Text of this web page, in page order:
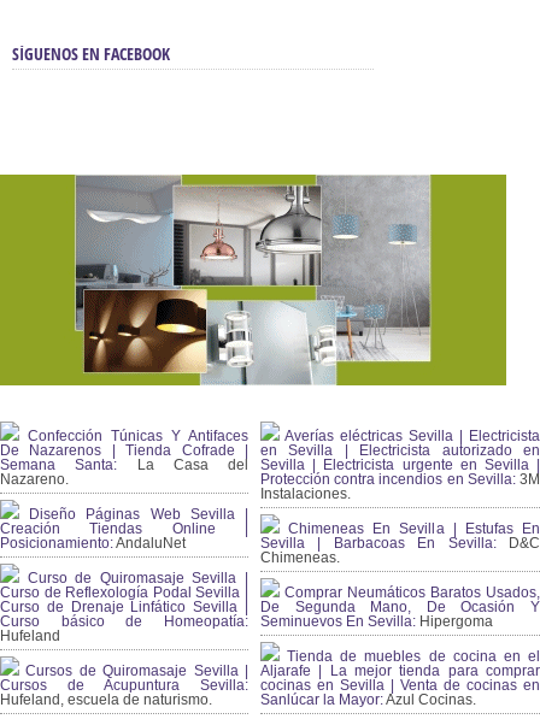
SÍGUENOS EN FACEBOOK
Confección Túnicas Y Antifaces
De Nazarenos | Tienda Cofrade |
Semana Santa: La Casa del
Nazareno.
Diseño Páginas Web Sevilla |
Creación Tiendas Online |
Posicionamiento:AndaluNet
Curso de Quiromasaje Sevilla |
Curso de Reflexología Podal Sevilla |
Curso de Drenaje Linfático Sevilla |
Curso básico de Homeopatía:
Hufeland
Cursos de Quiromasaje Sevilla |
Cursos de Acupuntura Sevilla:
Hufeland, escuela de naturismo.
Averías eléctricas Sevilla | Electricista
en Sevilla | Electricista autorizado en
Sevilla | Electricista urgente en Sevilla |
Protección contra incendios en Sevilla:3M
Instalaciones.
Chimeneas En Sevilla | Estufas En
Sevilla | Barbacoas En Sevilla:D&C
Chimeneas.
Comprar Neumáticos Baratos Usados,
De Segunda Mano, De Ocasión Y
Seminuevos En Sevilla: Hipergoma
Tienda de muebles de cocina en el
Aljarafe | La mejor tienda para comprar
cocinas en Sevilla | Venta de cocinas en
Sanlúcar la Mayor:Azul Cocinas.